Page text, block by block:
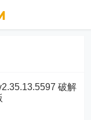
破解